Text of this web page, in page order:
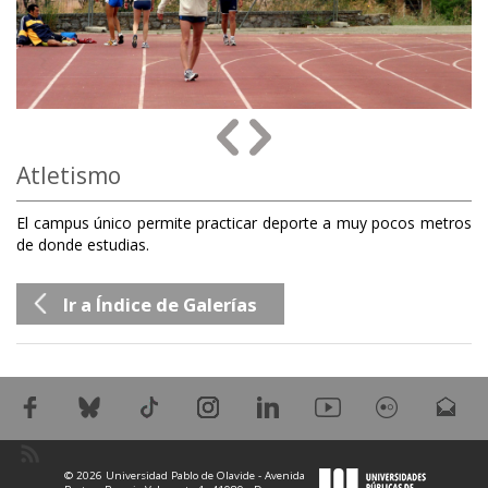
Atletismo
El campus único permite practicar deporte a muy pocos metros
de donde estudias.
Ir a Índice de Galerías
© 2026 Universidad Pablo de Olavide - Avenida